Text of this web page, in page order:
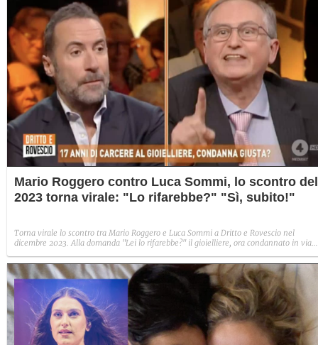
Mario Roggero contro Luca Sommi, lo scontro del
2023 torna virale: "Lo rifarebbe?" "Sì, subito!"
Torna virale lo scontro tra Mario Roggero e Luca Sommi a Dritto e Rovescio nel
dicembre 2023. Alla domanda "Lei lo rifarebbe?" il gioielliere, ora condannato in via